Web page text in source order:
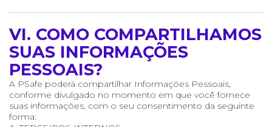
VI. COMO COMPARTILHAMOS
SUAS INFORMAÇÕES
PESSOAIS?
A PSafe poderá compartilhar Informações Pessoais,
conforme divulgado no momento em que você fornece
suas informações, com o seu consentimento da seguinte
forma: